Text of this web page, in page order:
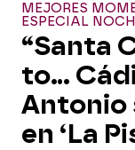
MEJORES
ESPECIAL
“Santa
to…
Antonio
en ‘La